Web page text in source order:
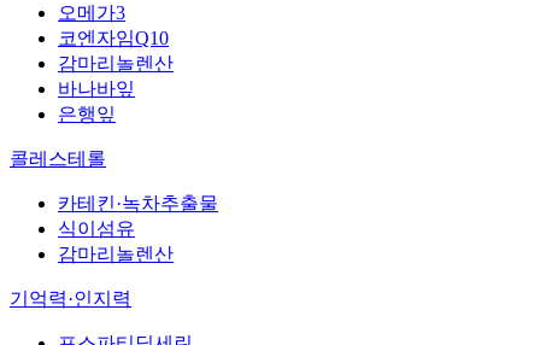
오메가3
코엔자임Q10
감마리놀렌산
바나바잎
은행잎
콜레스테롤
카테킨·녹차추출물
식이섬유
감마리놀렌산
기억력·인지력